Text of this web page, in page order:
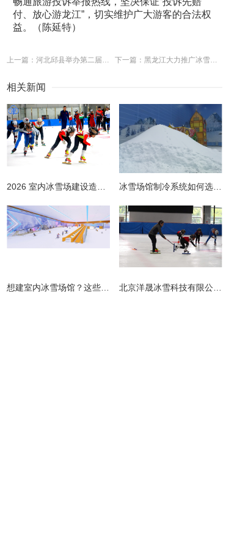
付、放心游龙江”，切实维护广大游客的合法权
益。（陈延特）
上一篇：河北邱县举办第二届冰雪运动会 下一篇：黑龙江大力推广冰雪旅游
相关新闻
冰雪场馆制冷系统如何选择更节能？从设计到运维的全链路节能指南
北京洋晟冰雪科技有限公司扎根首都北京，是国内领先的室内冰雪场馆建设一站式服务商。